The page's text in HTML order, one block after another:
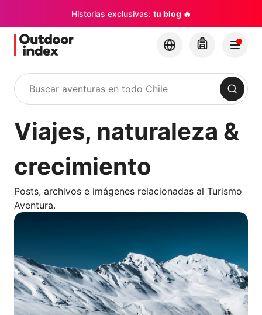
Historias exclusivas: tu blog 🔥
Buscar
Viajes, naturaleza &
crecimiento
Posts, archivos e imágenes relacionadas al Turismo
Aventura.